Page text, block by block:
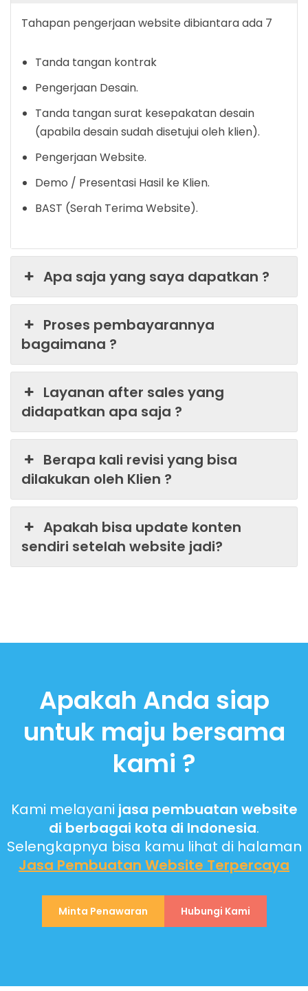
Tahapan pengerjaan website dibiantara ada 7
Tanda tangan kontrak
Pengerjaan Desain.
Tanda tangan surat kesepakatan desain
(apabila desain sudah disetujui oleh klien).
Pengerjaan Website.
Demo / Presentasi Hasil ke Klien.
BAST (Serah Terima Website).
Apa saja yang saya dapatkan ?
Proses pembayarannya
bagaimana ?
Layanan after sales yang
didapatkan apa saja ?
Berapa kali revisi yang bisa
dilakukan oleh Klien ?
Apakah bisa update konten
sendiri setelah website jadi?
Apakah Anda siap
untuk maju bersama
kami ?
Kami melayani jasa pembuatan website
di berbagai kota di Indonesia.
Selengkapnya bisa kamu lihat di halaman
Jasa Pembuatan Website Terpercaya
Minta Penawaran Hubungi Kami